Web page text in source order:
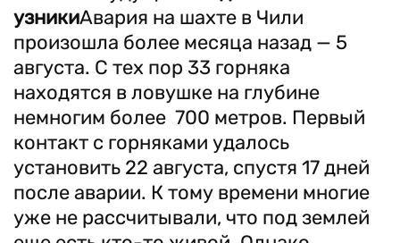
узникиАвария на шахте в Чили
произошла более месяца назад — 5
августа. С тех пор 33 горняка
находятся в ловушке на глубине
немногим более 700 метров. Первый
контакт с горняками удалось
установить 22 августа, спустя 17 дней
после аварии. К тому времени многие
уже не рассчитывали, что под землей